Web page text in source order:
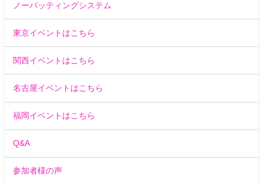
ノーバッティングシステム
東京イベントはこちら
関西イベントはこちら
名古屋イベントはこちら
福岡イベントはこちら
Q&A
参加者様の声